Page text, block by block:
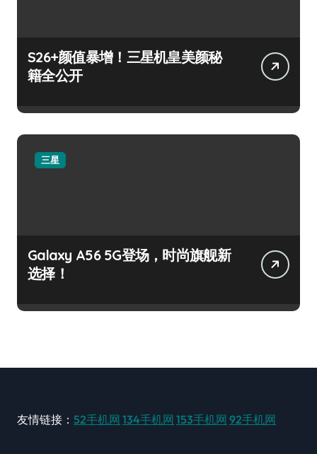
S26+颜值暴增！三星机皇美颜秘
籍全公开
三星
Galaxy A56 5G登场，时尚旗舰新
选择！
友情链接： 52手机网 134手机网 153手机网 92手机网